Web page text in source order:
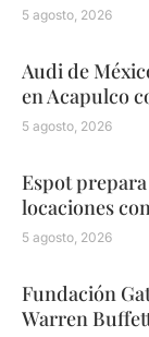
5 agosto, 2026
Audi de
en Acapulco
5 agosto, 2026
Espot
locaciones
5 agosto, 2026
Fundación
Warren